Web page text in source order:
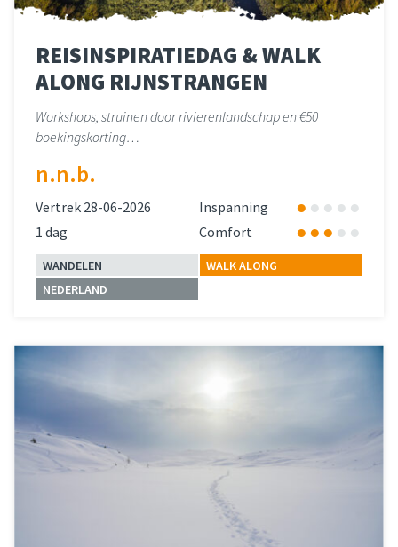
REISINSPIRATIEDAG & WALK
ALONG RIJNSTRANGEN
Workshops, struinen door rivierenlandschap en €50
boekingskorting…
n.n.b.
Vertrek 28-06-2026
Inspanning
1 dag
Comfort
WANDELEN
WALK ALONG
NEDERLAND